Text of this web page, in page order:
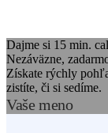
Dajme si 15 min.
Nezáväzne,
Získate rýchly
zistíte, či si sedíme.
Vaše meno